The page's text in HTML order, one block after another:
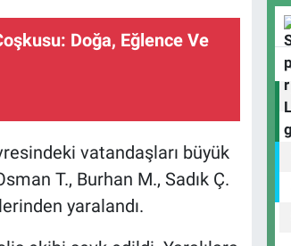
Doğa, Eğlence Ve
vatandaşları büyük
T., Burhan M., Sadık Ç.
yaralandı.